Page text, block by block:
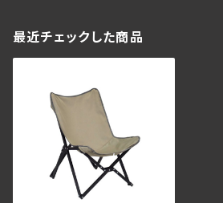
最近チェックした商品